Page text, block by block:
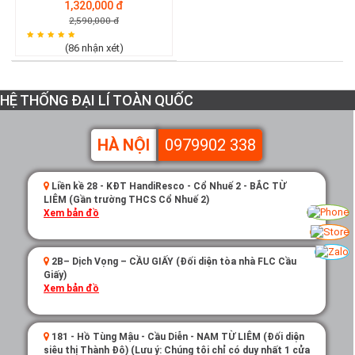
1,320,000 đ
2,590,000 đ
(86 nhận xét)
HỆ THỐNG ĐẠI LÍ TOÀN QUỐC
HÀ NỘI 0979902 338
Liền kề 28 - KĐT HandiResco - Cổ Nhuế 2 - BẮC TỪ
LIÊM (Gần trường THCS Cổ Nhuế 2)
Xem bản đồ
2B– Dịch Vọng – CẦU GIẤY (Đối diện tòa nhà FLC Cầu
Giấy)
Xem bản đồ
181 - Hồ Tùng Mậu - Cầu Diễn - NAM TỪ LIÊM (Đối diện
siêu thị Thành Đô) (Lưu ý: Chúng tôi chỉ có duy nhất 1 cửa